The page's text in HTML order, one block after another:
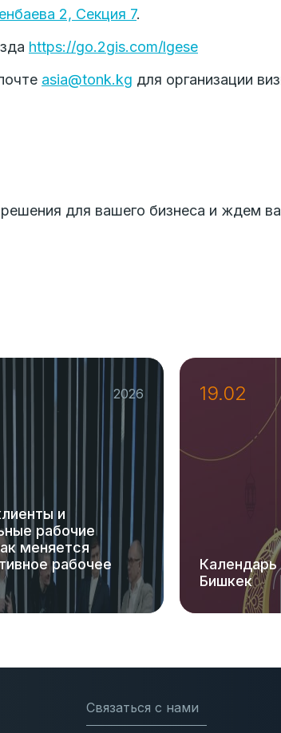
2, Секция 7.
https://go.2gis.com/lgese
asia@tonk.kg для организации
для вашего бизнеса и ждем
2026
и
рабочие
меняется
рабочее
19.02
Бишкек
Связаться с нами